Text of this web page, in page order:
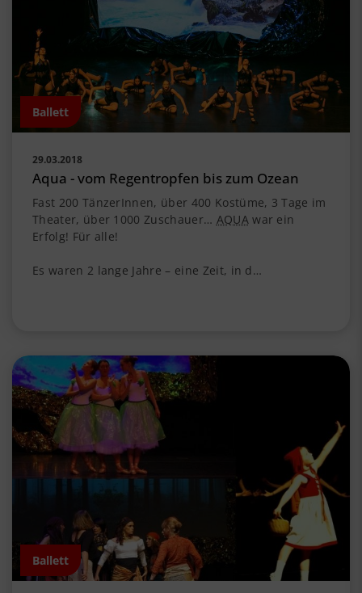
Ballett
29.03.2018
Aqua - vom Regentropfen bis zum Ozean
Fast 200 TänzerInnen, über 400 Kostüme, 3 Tage im
Theater, über 1000 Zuschauer… AQUA war ein
Erfolg! Für alle!
Es waren 2 lange Jahre – eine Zeit, in d…
Ballett